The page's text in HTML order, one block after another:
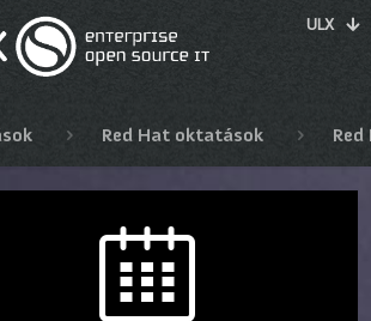
ULX
Red Hat oktatások